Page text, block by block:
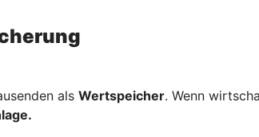
als Wertspeicher. Wenn